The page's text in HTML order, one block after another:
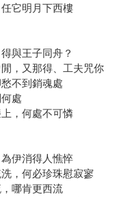
它明月下西樓
與王子同舟？
，又那得、工夫咒你
不到銷魂處
處
，何處不可憐
伊消得人憔悴
，何必珍珠慰寂寥
哪肯更西流